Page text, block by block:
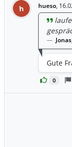
h hueso,
0
Gute